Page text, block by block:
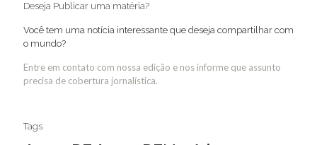
Deseja Publicar uma matéria?
Você tem uma notícia interessante que deseja compartilhar com
o mundo?
Entre em contato com nossa edição e nos informe que assunto
precisa de cobertura jornalística.
Tags